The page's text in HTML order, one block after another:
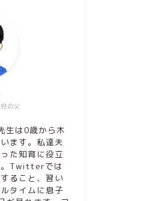
の父
生は0歳から木
ます。私達夫
た知育に役立
。Twitterでは
ること、習い
タイムに息子